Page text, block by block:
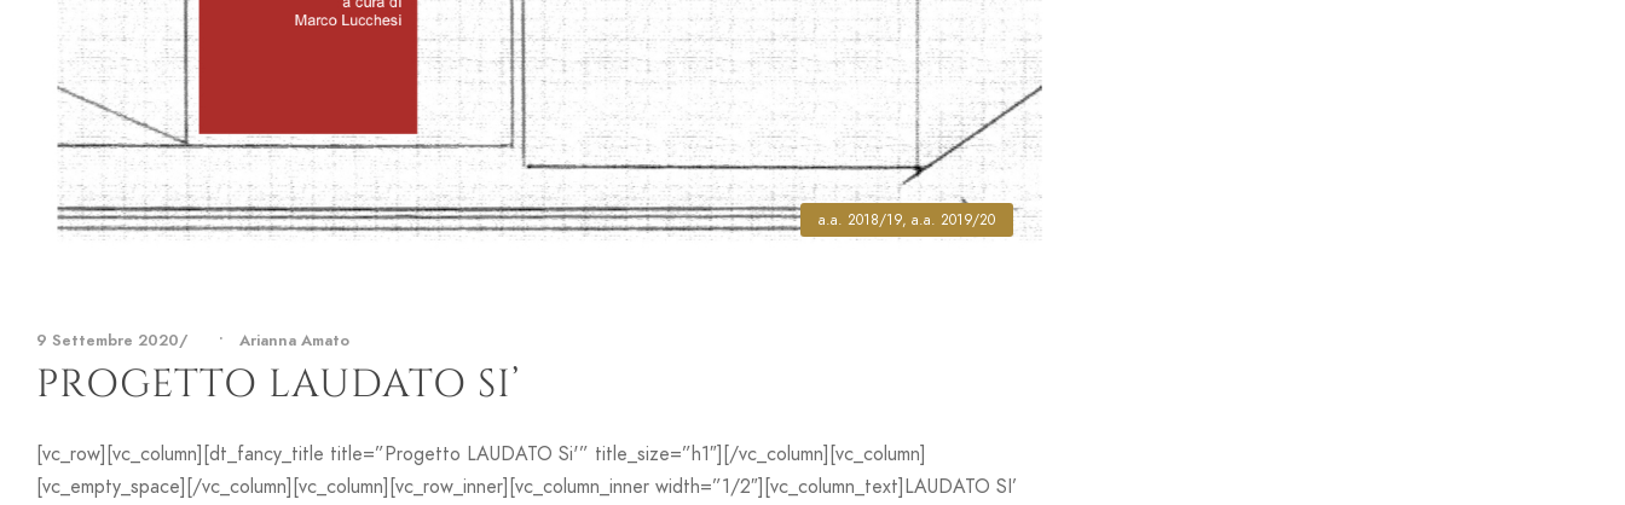
a.a. 2018/19, a.a. 2019/20
9 Settembre 2020 • Arianna Amato
PROGETTO LAUDATO SI’
[vc_row][vc_column][dt_fancy_title title=”Progetto LAUDATO Si'” title_size=”h1″][/vc_column][vc_column]
[vc_empty_space][/vc_column][vc_column][vc_row_inner][vc_column_inner width=”1/2″][vc_column_text]LAUDATO SI’